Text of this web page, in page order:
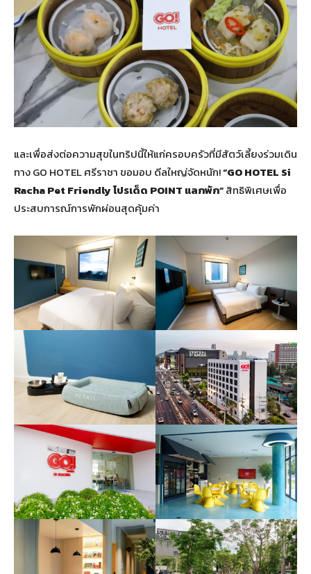
และเพื่อส่งต่อความสุขในทริปนี้ให้แก่ครอบครัวที่มีสัตว์เลี้ยงร่วมเดิน
ทาง GO HOTEL ศรีราชา ขอมอบ ดีลใหญ่จัดหนัก!“GO HOTEL Si
Racha Pet Friendly โปรเด็ด POINT แลกพัก”สิทธิพิเศษเพื่อ
ประสบการณ์การพักผ่อนสุดคุ้มค่า